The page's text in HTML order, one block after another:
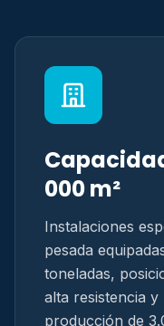
000 m²
Instalaciones
pesada
toneladas,
alta resistencia y
producción de